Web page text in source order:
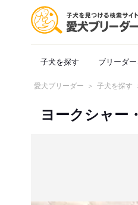
子犬を探す ブリーダ
愛犬ブリーダー 子犬を探す
ヨークシャー